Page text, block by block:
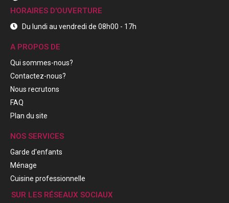
HORAIRES D'OUVERTURE
Du lundi au vendredi de 08h00 - 17h
A PROPOS DE
Qui sommes-nous?
Contactez-nous?
Nous recrutons
FAQ
Plan du site
NOS SERVICES
Garde d'enfants
Ménage
Cuisine professionnelle
SUR LES RÉSEAUX SOCIAUX